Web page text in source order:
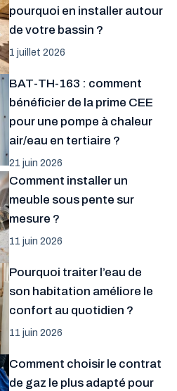
pourquoi en installer autour
de votre bassin ?
1 juillet 2026
BAT-TH-163 : comment
bénéficier de la prime CEE
pour une pompe à chaleur
air/eau en tertiaire ?
21 juin 2026
Comment installer un
meuble sous pente sur
mesure ?
11 juin 2026
Pourquoi traiter l’eau de
son habitation améliore le
confort au quotidien ?
11 juin 2026
Comment choisir le contrat
de gaz le plus adapté pour